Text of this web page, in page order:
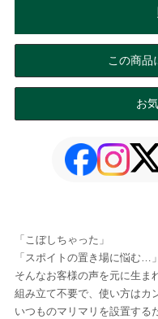
この商品
お
「こぼしちゃった」
「スポイトの置き場に悩む…」
そんなお客様の声を元に生ま
組み立て不要で、使い方はカ
いつものマリマリを設置する